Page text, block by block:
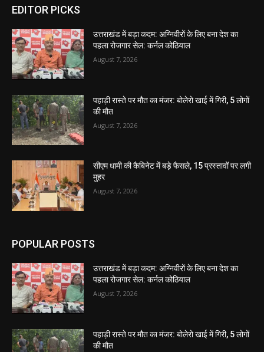
EDITOR PICKS
उत्तराखंड में बड़ा कदम: अग्निवीरों के लिए बना देश का
पहला रोजगार सेल: कर्नल कोठियाल
August 7, 2026
पहाड़ी रास्ते पर मौत का मंजर: बोलेरो खाई में गिरी, 5 लोगों
की मौत
August 7, 2026
सीएम धामी की कैबिनेट में बड़े फैसले, 15 प्रस्तावों पर लगी
मुहर
August 7, 2026
POPULAR POSTS
उत्तराखंड में बड़ा कदम: अग्निवीरों के लिए बना देश का
पहला रोजगार सेल: कर्नल कोठियाल
August 7, 2026
पहाड़ी रास्ते पर मौत का मंजर: बोलेरो खाई में गिरी, 5 लोगों
की मौत